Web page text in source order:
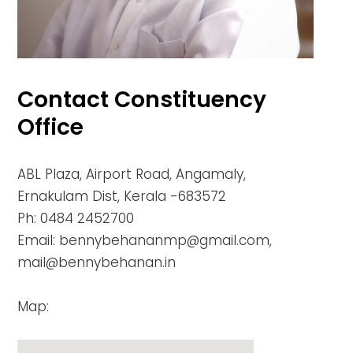
Contact Constituency
Office
ABL Plaza, Airport Road, Angamaly,
Ernakulam Dist, Kerala -683572
Ph: 0484 2452700
Email: bennybehananmp@gmail.com,
mail@bennybehanan.in
Map: